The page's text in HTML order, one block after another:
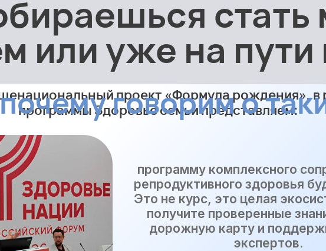
программу комплексного
репродуктивного здоровья
Это не курс, это целая
получите проверенные
дорожную карту и
экспертов.
проект «Формула рождения», в
программы Здоровье семьи представляем:
говорим о
стать
или уже на пути